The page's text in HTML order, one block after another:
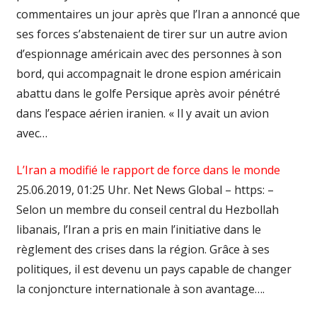
commentaires un jour après que l’Iran a annoncé que
ses forces s’abstenaient de tirer sur un autre avion
d’espionnage américain avec des personnes à son
bord, qui accompagnait le drone espion américain
abattu dans le golfe Persique après avoir pénétré
dans l’espace aérien iranien. « Il y avait un avion
avec…
L’Iran a modifié le rapport de force dans le monde
25.06.2019, 01:25 Uhr. Net News Global – https: –
Selon un membre du conseil central du Hezbollah
libanais, l’Iran a pris en main l’initiative dans le
règlement des crises dans la région. Grâce à ses
politiques, il est devenu un pays capable de changer
la conjoncture internationale à son avantage….